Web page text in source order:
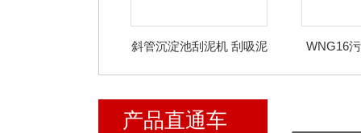
斜管沉淀池刮泥机 刮吸泥
WNG16
产品直通车